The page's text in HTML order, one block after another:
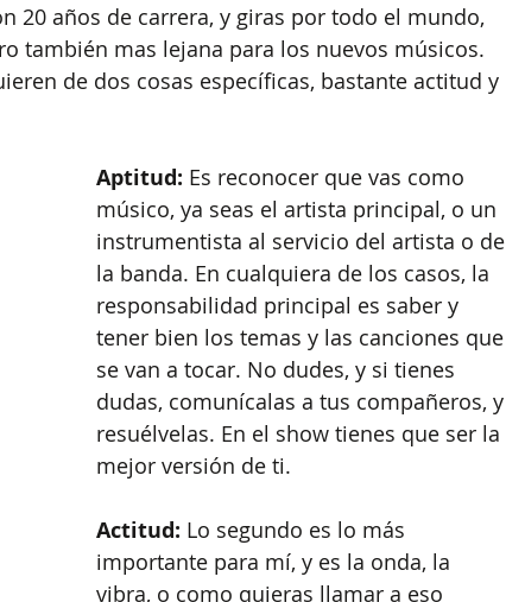
20 años de carrera, y giras por todo el mundo,
también mas lejana para los nuevos músicos.
de dos cosas específicas, bastante actitud y
Aptitud: Es reconocer que vas como
músico, ya seas el artista principal, o un
instrumentista al servicio del artista o de
la banda. En cualquiera de los casos, la
responsabilidad principal es saber y
tener bien los temas y las canciones que
se van a tocar. No dudes, y si tienes
dudas, comunícalas a tus compañeros, y
resuélvelas. En el show tienes que ser la
mejor versión de ti.
Actitud: Lo segundo es lo más
importante para mí, y es la onda, la
vibra, o como quieras llamar a eso